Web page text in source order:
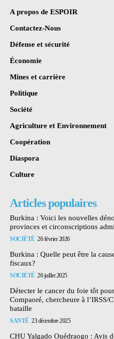
A propos de ESPOIR
Contactez-Nous
Défense et sécurité
Économie
Mines et carrière
Politique
Société
Agriculture et Environnement
Coopération
Diaspora
Culture
Articles populaires
Burkina : Voici les nouvelles
provinces et circonscriptions
SOCIÉTÉ 26 février 2026
Burkina : Quelle peut être la
fiscaux?
SOCIÉTÉ 26 juillet 2025
Détecter le cancer du foie tôt
Compaoré, chercheure à l’IRSS/
bataille
SANTÉ 23 décembre 2025
CHU Yalgado Ouédraogo : Avis